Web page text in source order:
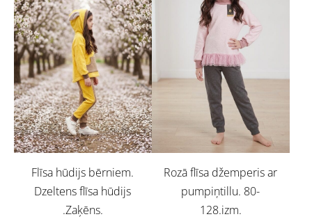
Flīsa hūdijs bērniem.
Dzeltens flīsa hūdijs
.Zaķēns.
Rozā flīsa džemperis ar
pumpiņtillu. 80-
128.izm.